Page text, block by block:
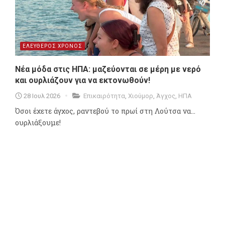
ΕΛΕΥΘΕΡΟΣ ΧΡΟΝΟΣ
Νέα μόδα στις ΗΠΑ: μαζεύονται σε μέρη με νερό
και ουρλιάζουν για να εκτονωθούν!
28 Ιουλ 2026 Επικαιρότητα Χιούμορ Άγχος ΗΠΑ
Όσοι έχετε άγχος, ραντεβού το πρωί στη Λούτσα να...
ουρλιάξουμε!